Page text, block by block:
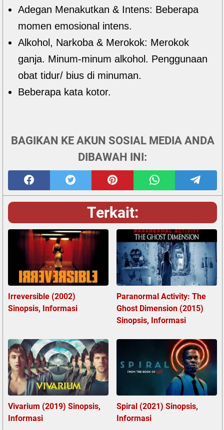
Adegan Menakutkan & Intens: Beberapa
momen emosional intens.
Alkohol, Narkoba & Merokok: Merokok
ganja. Minum-minum alkohol. Penggunaan
obat tidur/ bius di minuman.
Beberapa kata kotor.
BAGIKAN KE AKUN SOSIAL MEDIA ANDA
DIBAWAH INI:
Terkait:
Irreversible (2002)
Sinopsis, Informasi
Paranormal Activity: The
Ghost Dimension (2015)
Sinopsis, Informasi
Vivarium (2019) Sinopsis,
Informasi
Spiral (2021) Sinopsis,
Informasi